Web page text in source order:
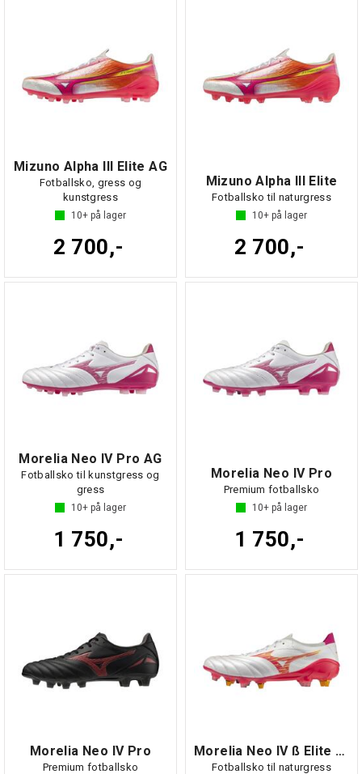
Mizuno Alpha III Elite AG
Fotballsko, gress og
kunstgress
10+ på lager
2 700,-
Mizuno Alpha III Elite
Fotballsko til naturgress
10+ på lager
2 700,-
Morelia Neo IV Pro AG
Fotballsko til kunstgress og
gress
10+ på lager
1 750,-
Morelia Neo IV Pro
Premium fotballsko
10+ på lager
1 750,-
Morelia Neo IV Pro
Premium fotballsko
Morelia Neo IV ß Elite MIX
Fotballsko til naturgress